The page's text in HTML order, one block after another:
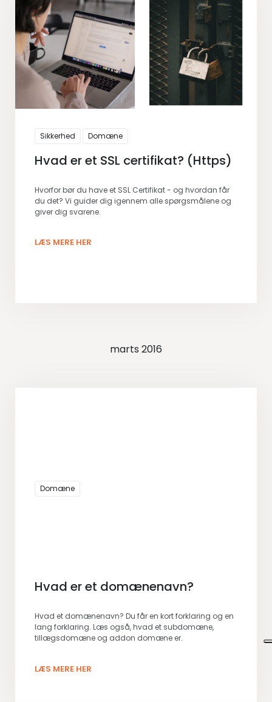
Sikkerhed Domæne
Hvad er et SSL certifikat? (Https)
Hvorfor bør du have et SSL Certifikat - og hvordan får
du det? Vi guider dig igennem alle spørgsmålene og
giver dig svarene.
LÆS MERE HER
marts 2016
Domæne
Hvad er et domænenavn?
Hvad et domænenavn? Du får en kort forklaring og en
lang forklaring. Læs også, hvad et subdomæne,
tillægsdomæne og addon domæne er.
LÆS MERE HER